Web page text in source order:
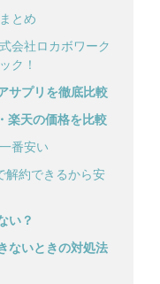
とめ
会社ロカボワーク
ク！
サプリを徹底比較
楽天の価格を比較
番安い
解約できるから安
い？
ないときの対処法